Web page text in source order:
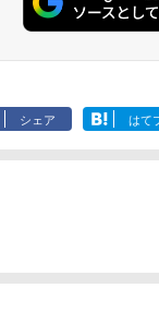
シェア はて